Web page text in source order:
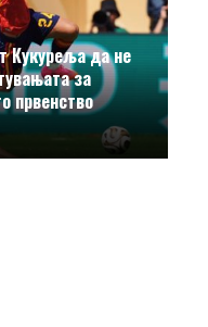
Кукуреља да не
за
првенство